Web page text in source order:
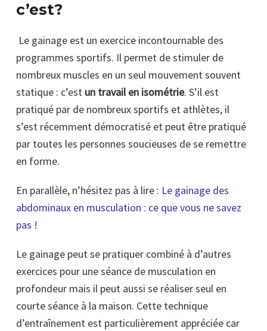
c’est?
Le gainage est un exercice incontournable des
programmes sportifs. Il permet de stimuler de
nombreux muscles en un seul mouvement souvent
statique : c’est un travail en isométrie. S’il est
pratiqué par de nombreux sportifs et athlètes, il
s’est récemment démocratisé et peut être pratiqué
par toutes les personnes soucieuses de se remettre
en forme.
En parallèle, n’hésitez pas à lire : Le gainage des
abdominaux en musculation : ce que vous ne savez
pas !
Le gainage peut se pratiquer combiné à d’autres
exercices pour une séance de musculation en
profondeur mais il peut aussi se réaliser seul en
courte séance à la maison. Cette technique
d’entraînement est particulièrement appréciée car